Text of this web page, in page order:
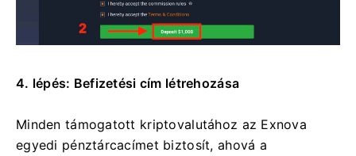
4. lépés: Befizetési cím létrehozása
Minden támogatott kriptovalutához az Exnova
egyedi pénztárcacímet biztosít, ahová a